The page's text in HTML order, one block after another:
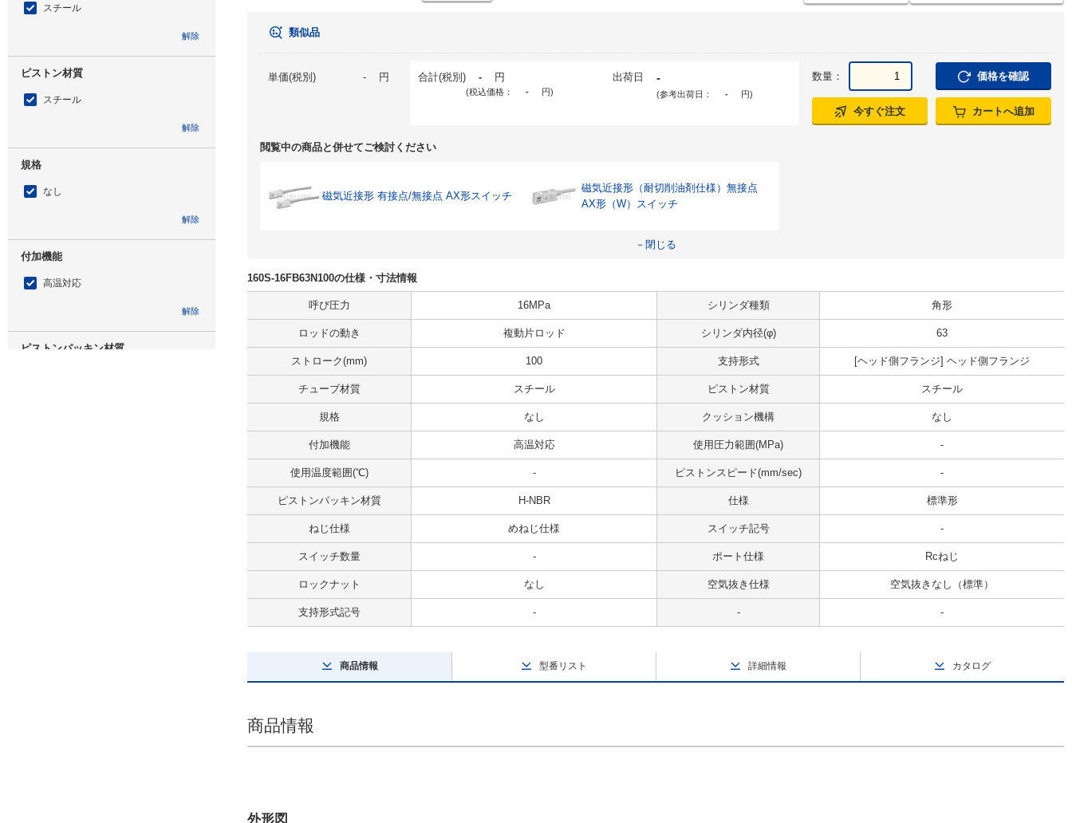
スチール
解除
ピストン材質
スチール
解除
規格
なし
解除
付加機能
高温対応
解除
ピストンパッキン材質
類似品
単価(税別) - 円 合計(税別) - 円
(税込価格： - 円)
出荷日 -
(参考出荷日： - 円)
数量： 価格を確認
今すぐ注文 カートへ追加
閲覧中の商品と併せてご検討ください
磁気近接形 有接点/無接点 AX形スイッチ
磁気近接形（耐切削油剤仕様）無接点
AX形（W）スイッチ
－閉じる
160S-16FB63N100の仕様・寸法情報
呼び圧力 16MPa シリンダ種類 角形
ロッドの動き 複動片ロッド シリンダ内径(φ) 63
ストローク(mm) 100 支持形式 [ヘッド側フランジ] ヘッド側フランジ
チューブ材質 スチール ピストン材質 スチール
規格 なし クッション機構 なし
付加機能 高温対応 使用圧力範囲(MPa) -
使用温度範囲(℃) - ピストンスピード(mm/sec) -
ピストンパッキン材質 H-NBR 仕様 標準形
ねじ仕様 めねじ仕様 スイッチ記号 -
スイッチ数量 - ポート仕様 Rcねじ
ロックナット なし 空気抜き仕様 空気抜きなし（標準）
支持形式記号 - - -
商品情報 型番リスト 詳細情報 カタログ
商品情報
外形図